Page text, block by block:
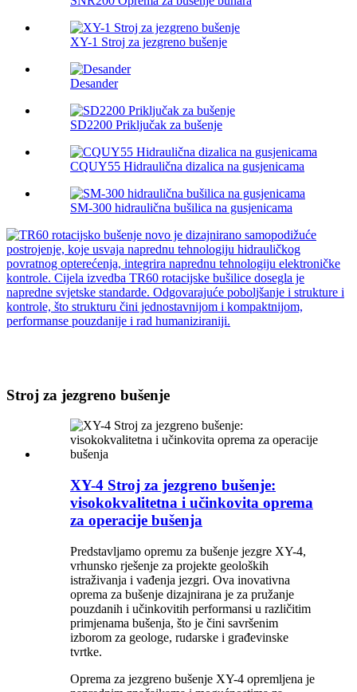
XY-1 Stroj za jezgreno bušenje
Desander
SD2200 Priključak za bušenje
CQUY55 Hidraulična dizalica na gusjenicama
SM-300 hidraulična bušilica na gusjenicama
Stroj za jezgreno bušenje
XY-4 Stroj za jezgreno bušenje:
visokokvalitetna i učinkovita oprema
za operacije bušenja
Predstavljamo opremu za bušenje jezgre XY-4,
vrhunsko rješenje za projekte geoloških
istraživanja i vađenja jezgri. Ova inovativna
oprema za bušenje dizajnirana je za pružanje
pouzdanih i učinkovitih performansi u različitim
primjenama bušenja, što je čini savršenim
izborom za geologe, rudarske i građevinske
tvrtke.
Oprema za jezgreno bušenje XY-4 opremljena je